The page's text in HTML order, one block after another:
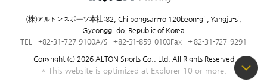
(株)アルトンスポーツ本社:82, Chilbongsan-ro 120beon-gil, Yangju-si,
Gyeonggi-do, Republic of Korea
TEL : +82-31-727–9100A/S : +82-31-859–0100Fax : + 82-31-727–9291
Copyright (c) 2026 ALTON Sports Co., Ltd, All Rights Reserved
* This website is optimized at Explorer 10 or more.